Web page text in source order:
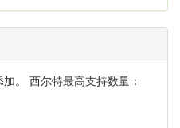
。 西尔特最高支持数量：